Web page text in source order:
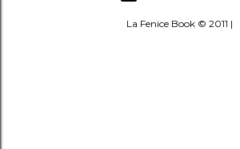
La Fenice Book © 2011 |